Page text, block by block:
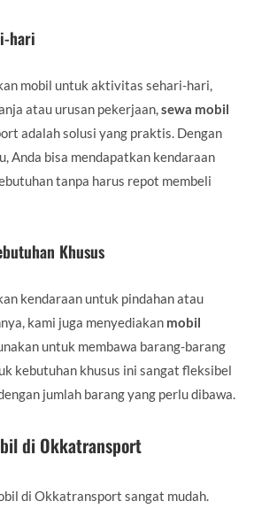
hari
mobil untuk aktivitas sehari-hari,
atau urusan pekerjaan, sewa mobil
adalah solusi yang praktis. Dengan
Anda bisa mendapatkan kendaraan
tanpa harus repot membeli
Khusus
kendaraan untuk pindahan atau
kami juga menyediakan mobil
untuk membawa barang-barang
kebutuhan khusus ini sangat fleksibel
jumlah barang yang perlu dibawa.
di Okkatransport
di Okkatransport sangat mudah.